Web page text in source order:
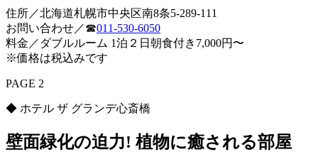
住所／北海道札幌市中央区南8条5-289-111
お問い合わせ／☎011-530-6050
料金／ダブルルーム 1泊２日朝食付き7,000円〜
※価格は税込みです
PAGE 2
◆ ホテル ザ グランデ心斎橋
壁面緑化の迫力! 植物に癒される部屋